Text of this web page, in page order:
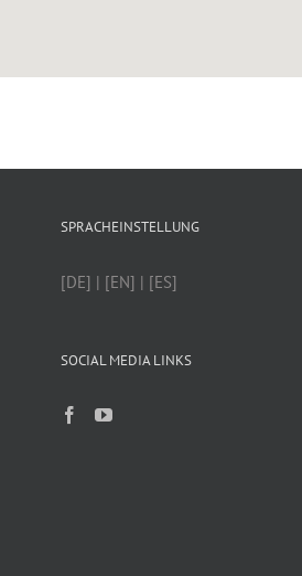
SPRACHEINSTELLUNG
[DE] | [EN] | [ES]
SOCIAL MEDIA LINKS